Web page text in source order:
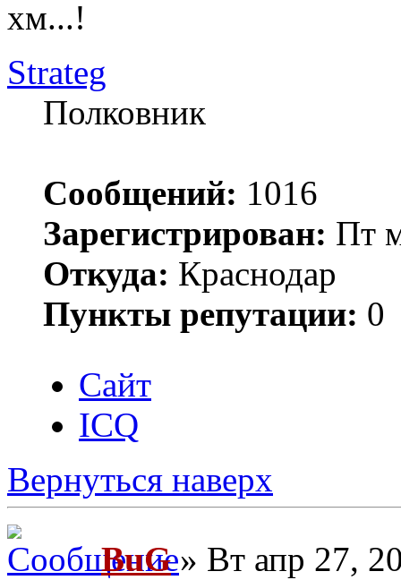
хм...!
Strateg
Полковник
Сообщений: 1016
Зарегистрирован: Пт
Откуда: Краснодар
Пункты репутации: 0
Сайт
ICQ
Вернуться наверх
BuG» Вт апр 27,